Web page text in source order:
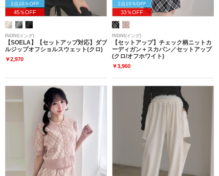
2点10％OFF
45％OFF
INGNI(イング)
【SOELA】【セットアップ対応】ダブ
ルジップオフショルスウェット(クロ)
￥2,970
2点10％OFF
33％OFF
INGNI(イング)
【セットアップ】チェック柄ニットカ
ーディガン＋スカパン／セットアップ
(クロ/オフホワイト)
￥3,960